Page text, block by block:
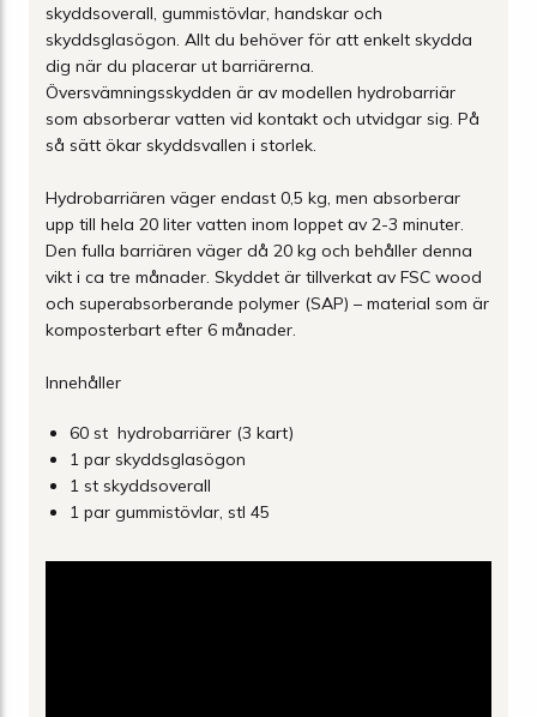
skyddsoverall, gummistövlar, handskar och
skyddsglasögon. Allt du behöver för att enkelt skydda
dig när du placerar ut barriärerna.
Översvämningsskydden är av modellen hydrobarriär
som absorberar vatten vid kontakt och utvidgar sig. På
så sätt ökar skyddsvallen i storlek.
Hydrobarriären väger endast 0,5 kg, men absorberar
upp till hela 20 liter vatten inom loppet av 2-3 minuter.
Den fulla barriären väger då 20 kg och behåller denna
vikt i ca tre månader. Skyddet är tillverkat av FSC wood
och superabsorberande polymer (SAP) – material som är
komposterbart efter 6 månader.
Innehåller
60 st hydrobarriärer (3 kart)
1 par skyddsglasögon
1 st skyddsoverall
1 par gummistövlar, stl 45